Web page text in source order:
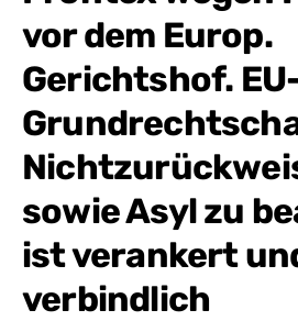
vor dem Europ.
Gerichtshof.
sowie Asyl zu
ist verankert
verbindlich